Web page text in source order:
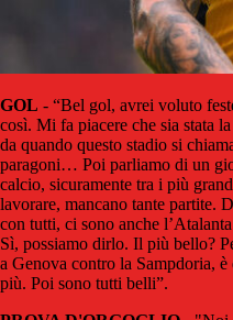
GOL - “Bel gol, avrei voluto
così. Mi fa piacere che sia stata
da quando questo stadio si
paragoni… Poi parliamo di un
calcio, sicuramente tra i più
lavorare, mancano tante partite.
con tutti, ci sono anche
Sì, possiamo dirlo. Il più bello?
a Genova contro la Sampdoria,
più. Poi sono tutti belli”.